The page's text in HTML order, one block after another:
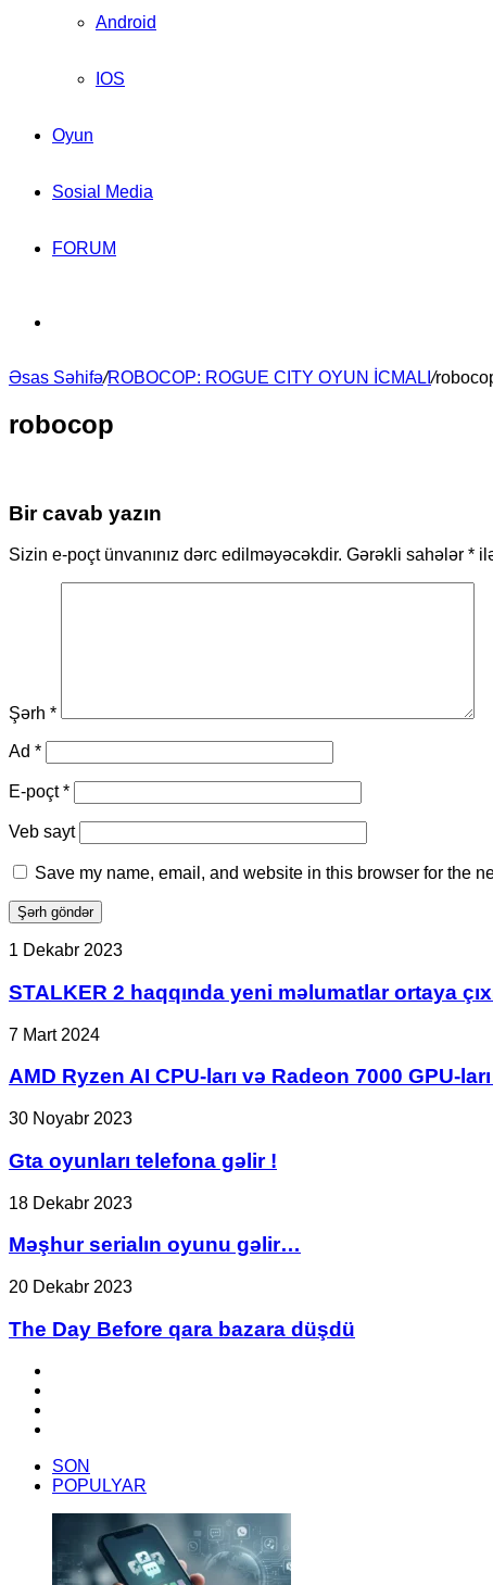
Android
IOS
Oyun
Sosial Media
FORUM
for
Əsas Səhifə/ROBOCOP: ROGUE CITY OYUN İCMALI/
robocop
Bir cavab yazın
Sizin e-poçt ünvanınız dərc edilməyəcəkdir. Gərəkli sahələr *
Şərh *
Ad *
E-poçt*
Veb sayt
Save my name, email, and website in this browser for the
STALKER
haqqında
yeni
məlumatlar
ortaya
çıxıb.
1 Dekabr 2023
STALKER 2 haqqında yeni məlumatlar ortaya
AMD
AI
ları
Radeon
7000
ları
NVIDIA’nın
chat
kimi
botu
təqdim
etdi.
7 Mart 2024
AMD Ryzen AI CPU-ları və Radeon 7000 GPU-
Gta
telefona
gəlir
!
30 Noyabr 2023
Gta oyunları telefona gəlir !
Məşhur
oyunu
gəlir…
18 Dekabr 2023
Məşhur serialın oyunu gəlir…
The
Before
qara
20 Dekabr 2023
The Day Before qara bazara düşdü
SON
POPULYAR